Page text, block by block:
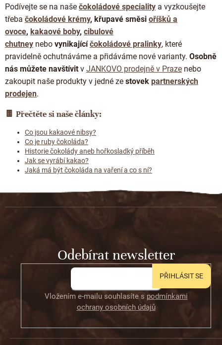
Podívejte se na naše čokoládové speciality a vyzkoušejte
třeba čokoládové krémy, křupavé směsi oříšků a
ovoce, kakaové boby, cibulové
chutney nebo vynikajícíčokoládové pralinky, které
pravidelně ochutnáváme a přidáváme nové varianty. Osobně
nás můžete navštívit v JANKOVO prodejně v Praze nebo
zakoupit naše produkty v jedné ze stovek partnerských
prodejen.
🍫 Přečtěte si naše články:
Co jsou kakaové nibsy?
Co je ruby čokoláda?
Historie čokolády aneb hořkosladký příběh
Jak se vyrábí kakao?
Jaká má být čokoláda na vaření a co s ní?
Z
Odebírat newsletter
Vložením e-mailu souhlasíte s podmínkami
ochrany osobních údajů
PŘIHLÁSIT SE